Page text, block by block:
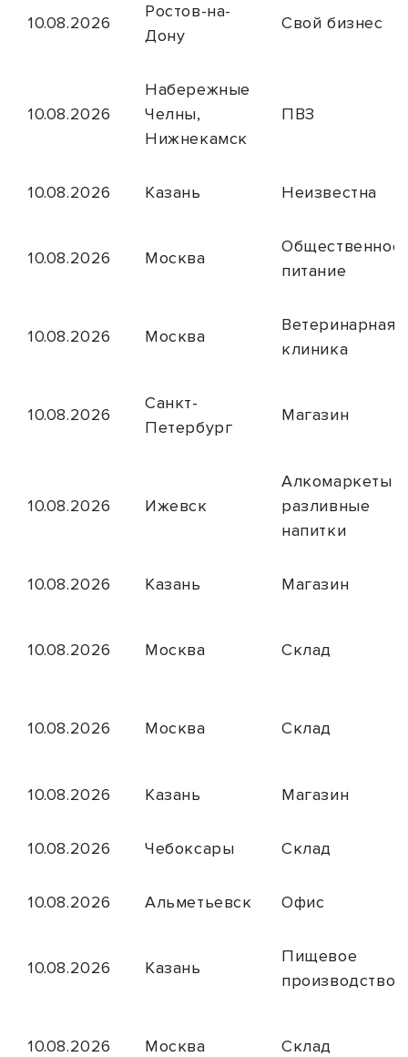
10.08.2026
Ростов-на-
Дону
Свой бизнес
10.08.2026
Набережные
Челны,
Нижнекамск
ПВЗ
10.08.2026 Казань Неизвестна
10.08.2026 Москва
Общественное
питание
10.08.2026 Москва
Ветеринарная
клиника
10.08.2026
Санкт-
Петербург
Магазин
10.08.2026 Ижевск
Алкомаркеты и
разливные
напитки
10.08.2026 Казань Магазин
10.08.2026 Москва Склад
10.08.2026 Москва Склад
10.08.2026 Казань Магазин
10.08.2026 Чебоксары Склад
10.08.2026 Альметьевск Офис
10.08.2026 Казань
Пищевое
производство
10.08.2026 Москва Склад